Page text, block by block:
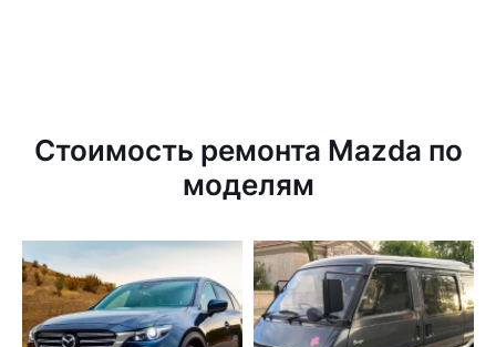
Стоимость ремонта Mazda по
моделям